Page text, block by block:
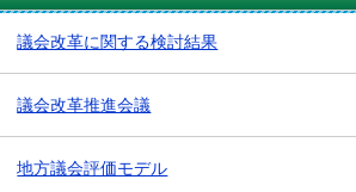
議会改革に関する検討結果
議会改革推進会議
地方議会評価モデル